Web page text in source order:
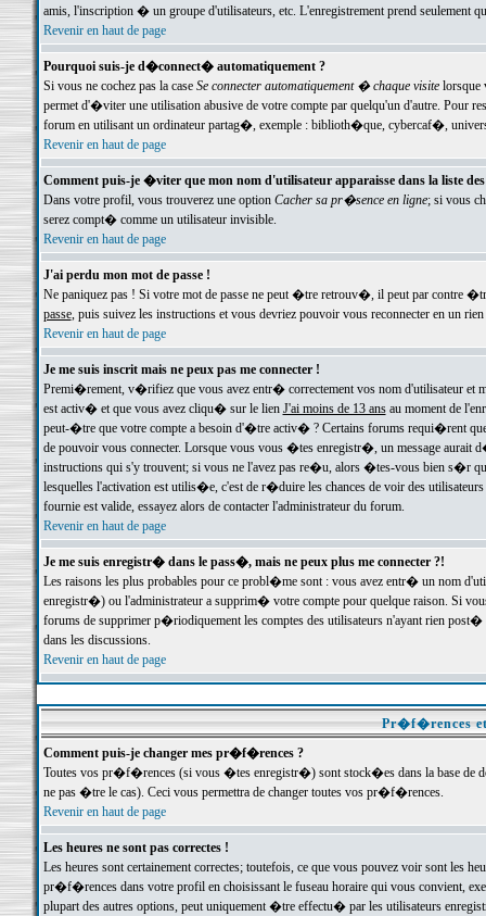
amis, l'inscription � un groupe d'utilisateurs, etc. L'enregistrement prend seulement
Revenir en haut de page
Pourquoi suis-je d�connect� automatiquement ?
Si vous ne cochez pas la case Se connecter automatiquement � chaque visitelorsque
permet d'�viter une utilisation abusive de votre compte par quelqu'un d'autre. Pour
forum en utilisant un ordinateur partag�, exemple : biblioth�que, cybercaf�,
Revenir en haut de page
Comment puis-je �viter que mon nom d'utilisateur apparaisse dans la liste
Dans votre profil, vous trouverez une option Cacher sa pr�sence en ligne; si vous
serez compt� comme un utilisateur invisible.
Revenir en haut de page
J'ai perdu mon mot de passe !
Ne paniquez pas ! Si votre mot de passe ne peut �tre retrouv�, il peut par contre
passe, puis suivez les instructions et vous devriez pouvoir vous reconnecter en un rien
Revenir en haut de page
Je me suis inscrit mais ne peux pas me connecter !
Premi�rement, v�rifiez que vous avez entr� correctement vos nom d'utilisateur
est activ� et que vous avez cliqu� sur le lien J'ai moins de 13 ansau moment de
peut-�tre que votre compte a besoin d'�tre activ� ? Certains forums requi�rent
de pouvoir vous connecter. Lorsque vous vous �tes enregistr�, un message aurait
instructions qui s'y trouvent; si vous ne l'avez pas re�u, alors �tes-vous bien s�r
lesquelles l'activation est utilis�e, c'est de r�duire les chances de voir des
fournie est valide, essayez alors de contacter l'administrateur du forum.
Revenir en haut de page
Je me suis enregistr� dans le pass�, mais ne peux plus me connecter ?!
Les raisons les plus probables pour ce probl�me sont : vous avez entr� un nom
enregistr�) ou l'administrateur a supprim� votre compte pour quelque raison. Si
forums de supprimer p�riodiquement les comptes des utilisateurs n'ayant rien
dans les discussions.
Revenir en haut de page
Pr�f�rences
Comment puis-je changer mes pr�f�rences ?
Toutes vos pr�f�rences (si vous �tes enregistr�) sont stock�es dans la base de
ne pas �tre le cas). Ceci vous permettra de changer toutes vos pr�f�rences.
Revenir en haut de page
Les heures ne sont pas correctes !
Les heures sont certainement correctes; toutefois, ce que vous pouvez voir sont
pr�f�rences dans votre profil en choisissant le fuseau horaire qui vous convient,
plupart des autres options, peut uniquement �tre effectu� par les utilisateurs